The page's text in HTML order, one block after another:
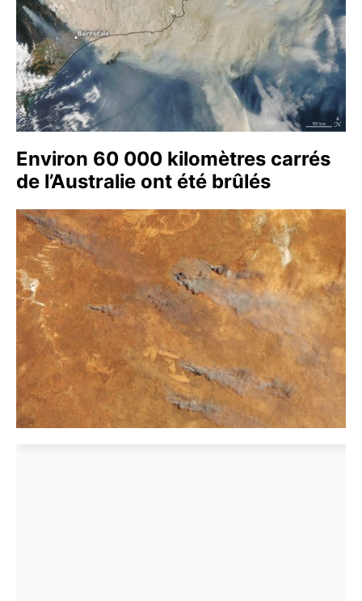
Environ 60 000 kilomètres carrés
de l’Australie ont été brûlés